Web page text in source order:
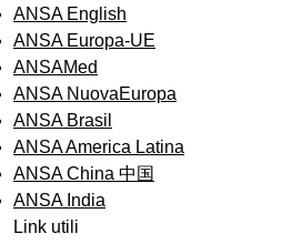
ANSA English
ANSA Europa-UE
ANSAMed
ANSA NuovaEuropa
ANSA Brasil
ANSA America Latina
ANSA China 中国
ANSA India
Link utili